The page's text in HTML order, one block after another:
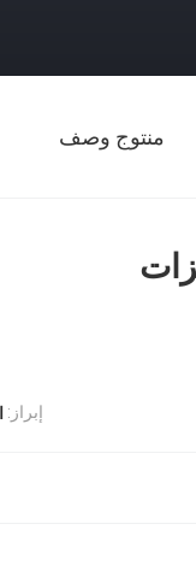
منتوج وصف
إبراز: